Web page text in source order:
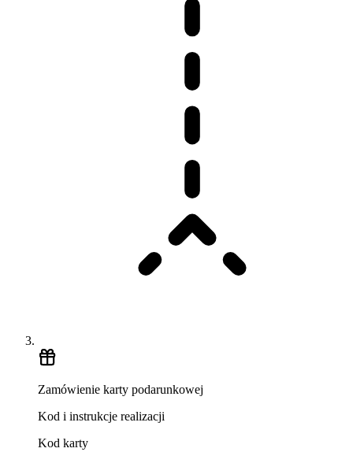
Zamówienie karty podarunkowej
Kod i instrukcje realizacji
Kod karty